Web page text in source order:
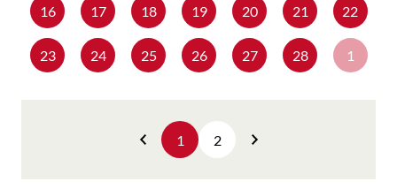
16 17 18 19 20 21 22
23 24 25 26 27 28 1
Anterior
1 2